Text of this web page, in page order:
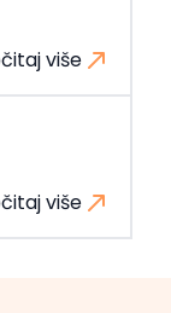
više
više